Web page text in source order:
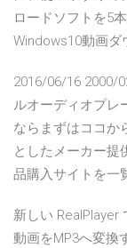
ロードソフトを5
Windows10動画ダ
2016/06/16 2000/
ルオーディオプレ
ならまずはココか
としたメーカー提
品購入サイトを一
新しい RealPlayer
動画をMP3へ変換